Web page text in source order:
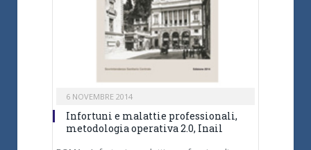
6 NOVEMBRE 2014
Infortuni e malattie professionali,
metodologia operativa 2.0, Inail